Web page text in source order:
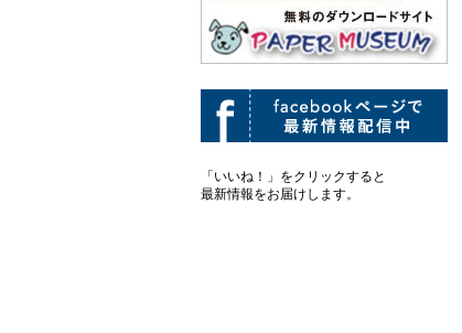
「いいね！」をクリックすると
最新情報をお届けします。